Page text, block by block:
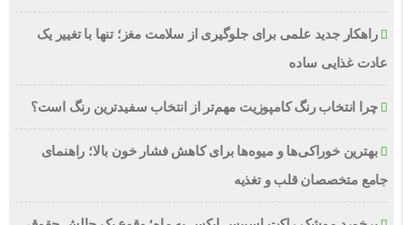
راهکار جدید علمی برای جلوگیری از سلامت مغز؛ تنها با تغییر یک
عادت غذایی ساده
چرا انتخاب رنگ کامپوزیت مهم‌تر از انتخاب سفیدترین رنگ است؟
بهترین خوراکی‌ها و میوه‌ها برای کاهش فشار خون بالا؛ راهنمای
جامع متخصصان قلب و تغذیه